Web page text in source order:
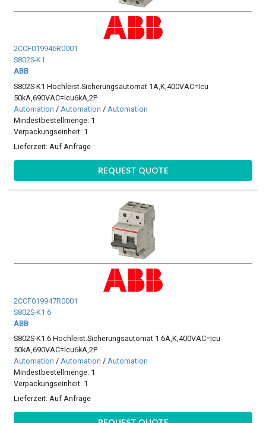
2CCF019946R0001
S802S-K1
ABB
S802S-K1 Hochleist.Sicherungsautomat 1A,K,400VAC=Icu
50kA,690VAC=Icu6kA,2P
Automation / Automation / Automation
Mindestbestellmenge: 1
Verpackungseinheit: 1
Lieferzeit: Auf Anfrage
REQUEST QUOTE
2CCF019947R0001
S802S-K1.6
ABB
S802S-K1.6 Hochleist.Sicherungsautomat 1.6A,K,400VAC=Icu
50kA,690VAC=Icu6kA,2P
Automation /Automation /Automation
Mindestbestellmenge: 1
Verpackungseinheit: 1
Lieferzeit:Auf Anfrage